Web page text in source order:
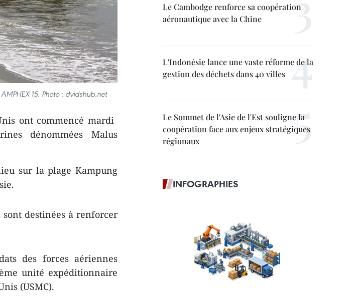
15. Photo : dvidshub.net
ont commencé mardi
dénommées Malus
sur la plage Kampung
destinées à renforcer
​des forces aériennes
unité expéditionnaire
(USMC).
Le Cambodge renforce sa coopération
aéronautique avec la Chine
L'Indonésie lance une vaste réforme de la
gestion des déchets dans 40 villes
Le Sommet de l'Asie de l'Est souligne la
coopération face aux enjeux stratégiques
régionaux
INFOGRAPHIES